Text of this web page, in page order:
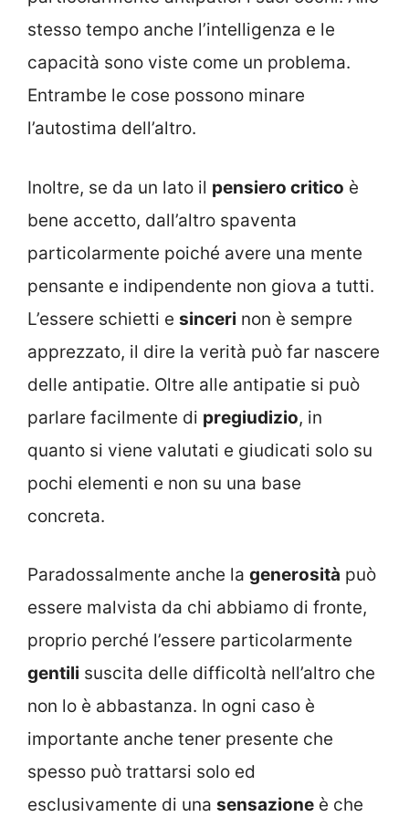
stesso tempo anche l’intelligenza e le
capacità sono viste come un problema.
Entrambe le cose possono minare
l’autostima dell’altro.
Inoltre, se da un lato il pensiero critico è
bene accetto, dall’altro spaventa
particolarmente poiché avere una mente
pensante e indipendente non giova a tutti.
L’essere schietti e sinceri non è sempre
apprezzato, il dire la verità può far nascere
delle antipatie. Oltre alle antipatie si può
parlare facilmente di pregiudizio, in
quanto si viene valutati e giudicati solo su
pochi elementi e non su una base
concreta.
Paradossalmente anche la generosità può
essere malvista da chi abbiamo di fronte,
proprio perché l’essere particolarmente
gentili suscita delle difficoltà nell’altro che
non lo è abbastanza. In ogni caso è
importante anche tener presente che
spesso può trattarsi solo ed
esclusivamente di una sensazione è che